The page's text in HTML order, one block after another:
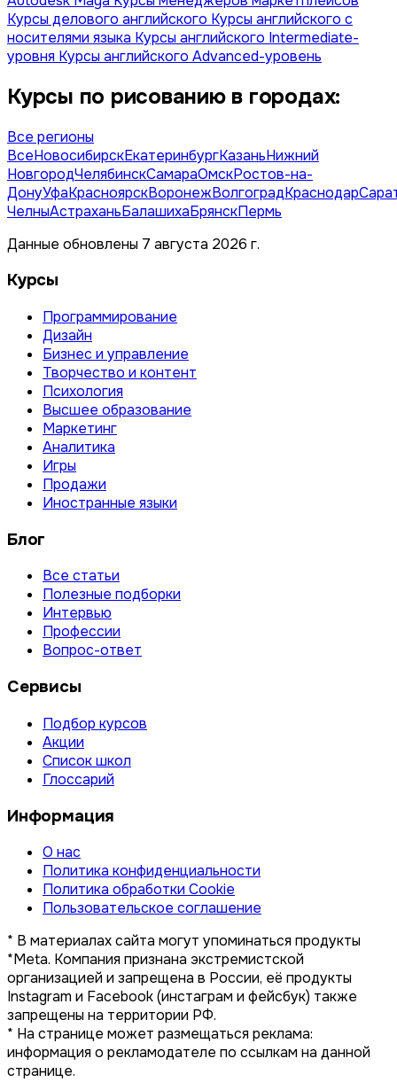
Курсы делового английского Курсы английского с
носителями языка Курсы английского Intermediate-
уровня Курсы английского Advanced-уровень
Курсы по рисованию в городах:
Все регионы
ВсеНовосибирскЕкатеринбургКазаньНижний
НовгородЧелябинскСамараОмскРостов-на-
ДонуУфаКрасноярскВоронежВолгоградКраснодар
ЧелныАстраханьБалашихаБрянскПермь
Данные обновлены 7 августа 2026 г.
Курсы
Программирование
Дизайн
Бизнес и управление
Творчество и контент
Психология
Высшее образование
Маркетинг
Аналитика
Игры
Продажи
Иностранные языки
Блог
Все статьи
Полезные подборки
Интервью
Профессии
Вопрос-ответ
Сервисы
Подбор курсов
Акции
Список школ
Глоссарий
Информация
О нас
Политика конфиденциальности
Политика обработки Cookie
Пользовательское соглашение
* В материалах сайта могут упоминаться продукты
*Meta. Компания признана экстремистской
организацией и запрещена в России, её продукты
Instagram и Facebook (инстаграм и фейсбук) также
запрещены на территории РФ.
* На странице может размещаться реклама:
информация о рекламодателе по ссылкам на данной
странице.